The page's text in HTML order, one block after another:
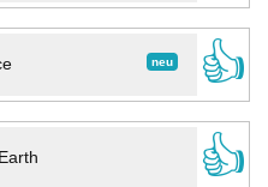
neu
👍
👍